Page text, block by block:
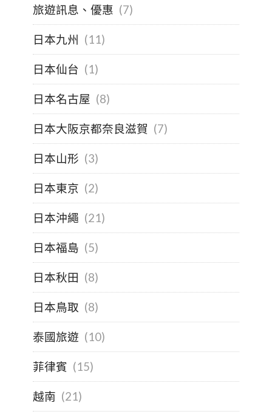
旅遊訊息、優惠 (7)
日本九州 (11)
日本仙台 (1)
日本名古屋 (8)
日本大阪京都奈良滋賀 (7)
日本山形 (3)
日本東京 (2)
日本沖繩 (21)
日本福島 (5)
日本秋田 (8)
日本鳥取 (8)
泰國旅遊 (10)
菲律賓 (15)
越南 (21)